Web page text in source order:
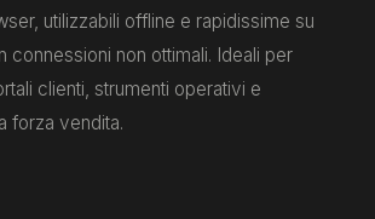
utilizzabili offline e rapidissime su
connessioni non ottimali. Ideali per
clienti, strumenti operativi e
forza vendita.